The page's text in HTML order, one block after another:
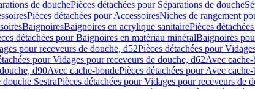
de douchePièces détachées pour Séparations de douche
Pièces détachées pour AccessoiresNiches de rangement
BaignoiresBaignoires en acrylique sanitairePièces
détachées pour Baignoires en matériau minéralBaignoires
pour receveurs de douche, d52Pièces détachées pour
pour Vidages pour receveurs de douche, d62Avec
d90Avec cache-bondePièces détachées pour Avec
SestraPièces détachées pour Vidages pour receveurs de